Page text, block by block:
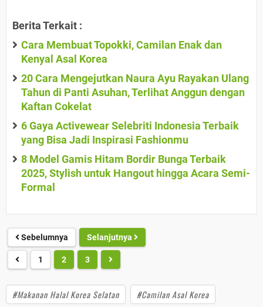
Berita Terkait :
Cara Membuat Topokki, Camilan Enak dan
Kenyal Asal Korea
20 Cara Mengejutkan Naura Ayu Rayakan Ulang
Tahun di Panti Asuhan, Terlihat Anggun dengan
Kaftan Cokelat
6 Gaya Activewear Selebriti Indonesia Terbaik
yang Bisa Jadi Inspirasi Fashionmu
8 Model Gamis Hitam Bordir Bunga Terbaik
2025, Stylish untuk Hangout hingga Acara Semi-
Formal
Sebelumnya Selanjutnya
1 2 3
#Makanan Halal Korea Selatan
#Camilan Asal Korea